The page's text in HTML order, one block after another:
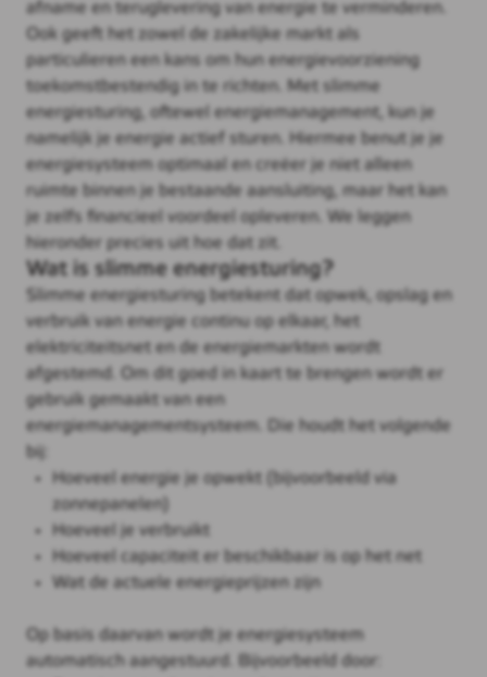
afname en teruglevering van energie te verminderen.
Ook geeft het zowel de zakelijke markt als
particulieren een kans om hun energievoorziening
toekomstbestendig in te richten. Met slimme
energiesturing, oftewel energiemanagement, kun je
namelijk je energie actief sturen. Hiermee benut je je
energiesysteem optimaal en creëer je niet alleen
ruimte binnen je bestaande aansluiting, maar het kan
je zelfs financieel voordeel opleveren. We leggen
hieronder precies uit hoe dat zit.
Wat is slimme energiesturing?
Slimme energiesturing betekent dat opwek, opslag en
verbruik van energie continu op elkaar, het
elektriciteitsnet en de energiemarkten wordt
afgestemd. Om dit goed in kaart te brengen wordt er
gebruik gemaakt van een
energiemanagementsysteem. Die houdt het volgende
bij:
Hoeveel energie je opwekt (bijvoorbeeld via
zonnepanelen)
Hoeveel je verbruikt
Hoeveel capaciteit er beschikbaar is op het net
Wat de actuele energieprijzen zijn
Op basis daarvan wordt je energiesysteem
automatisch aangestuurd. Bijvoorbeeld door: